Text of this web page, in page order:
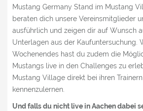
Mustang Germany Stand im Mustang
beraten dich unsere Vereinsmitglieder
ausführlich und zeigen dir auf Wunsch
Unterlagen aus der Kaufuntersuchung.
Wochenendes hast du zudem die
Mustangs live in den Challenges zu
Mustang Village direkt bei ihren
kennenzulernen.
Und falls du nicht live in Aachen dabei